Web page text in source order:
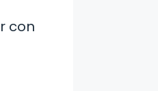
con